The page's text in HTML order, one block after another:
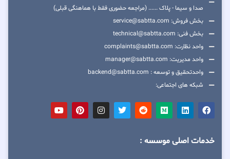
صدا و سیما - پلاک ...... (مراجعه حضوری فقط با هماهنگی قبلی)
بخش فروش: service@sabtta.com
بخش فنی: technical@sabtta.com
واحد نظارت: complaints@sabtta.com
واحد مدیریت: manager@sabtta.com
واحدتحقیق و توسعه : backend@sabtta.com
شبکه های اجتماعی:
خدمات اصلی موسسه :